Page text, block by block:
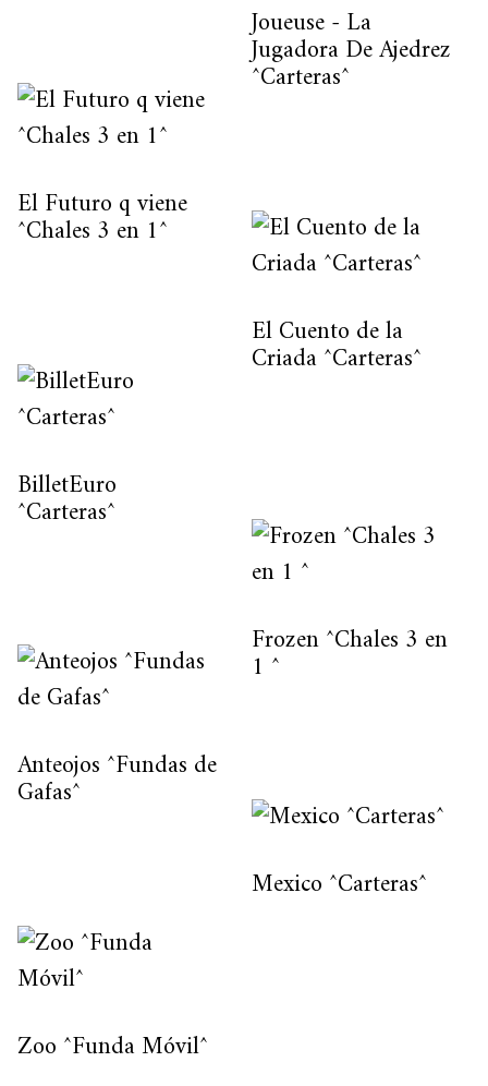
Joueuse - La
Jugadora De Ajedrez
^Carteras^
El Futuro q viene
^Chales 3 en 1^
El Cuento de la
Criada ^Carteras^
BilletEuro
^Carteras^
Frozen ^Chales 3 en
1 ^
Anteojos ^Fundas de
Gafas^
Mexico ^Carteras^
Zoo ^Funda Móvil^